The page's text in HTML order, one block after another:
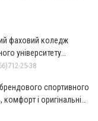
фаховий коледж
університету
25-38
спортивного
комфорт і оригінальні